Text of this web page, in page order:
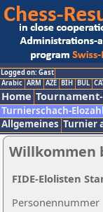
Logged on: Gast
Arabic ARM AZE BIH BUL
Home
Turnierschach-Elozahl
Allgemeines Turnier
Willkommen
Personennummer
FIDE-Elolisten